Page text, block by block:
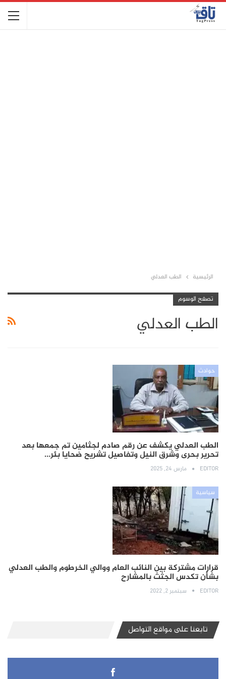
الرئيسية الطب العدلي
تصفح الوسوم
الطب العدلي
حوادث
الطب العدلي يكشف عن رقم صادم لجثامين تم جمعها بعد
تحرير بحرى وشرق النيل وتفاصيل تشريح ضحايا بئر…
EDITOR مارس 24, 2025
سياسية
قرارات مشتركة بين النائب العام ووالي الخرطوم والطب العدلي
بشأن تكدس الجثث بالمشارح
EDITOR سبتمبر 2, 2022
تابعنا على مواقع التواصل